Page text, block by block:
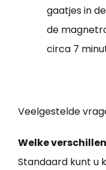
gaatjes in
de
circa 7
Veelgestelde
Welke
Standaard kunt u